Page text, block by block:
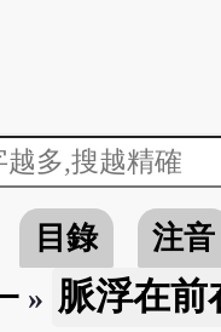
目錄 注音
» 脈浮在前